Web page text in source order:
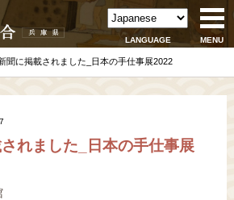
LANGUAGE MENU
聞に掲載されました_日本の手仕事展2022
れました_日本の手仕事展